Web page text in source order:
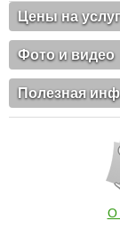
Цены на
Фото и видео
Полезная
О